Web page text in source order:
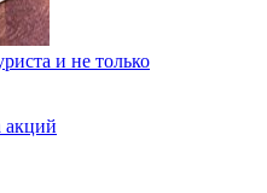
и не только
акций